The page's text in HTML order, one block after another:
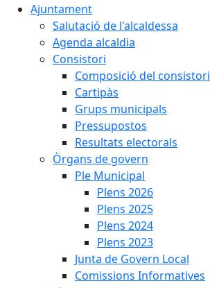
Ajuntament
Salutació de l'alcaldessa
Agenda alcaldia
Consistori
Composició del consistori
Cartipàs
Grups municipals
Pressupostos
Resultats electorals
Òrgans de govern
Ple Municipal
Plens 2026
Plens 2025
Plens 2024
Plens 2023
Junta de Govern Local
Comissions Informatives